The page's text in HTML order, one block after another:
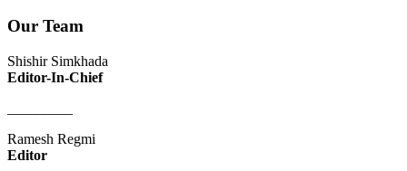
Our Team
Shishir Simkhada
Editor-In-Chief
Ramesh Regmi
Editor